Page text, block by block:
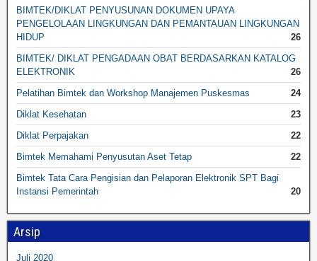
BIMTEK/DIKLAT PENYUSUNAN DOKUMEN UPAYA
PENGELOLAAN LINGKUNGAN DAN PEMANTAUAN LINGKUNGAN
HIDUP
26
BIMTEK/ DIKLAT PENGADAAN OBAT BERDASARKAN KATALOG
ELEKTRONIK
26
Pelatihan Bimtek dan Workshop Manajemen Puskesmas
24
Diklat Kesehatan
23
Diklat Perpajakan
22
Bimtek Memahami Penyusutan Aset Tetap
22
Bimtek Tata Cara Pengisian dan Pelaporan Elektronik SPT Bagi
Instansi Pemerintah
20
Arsip
Juli 2020